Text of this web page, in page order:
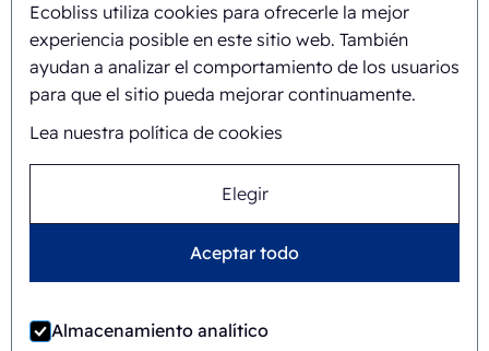
Ecobliss utiliza cookies para ofrecerle la mejor
experiencia posible en este sitio web. También
ayudan a analizar el comportamiento de los usuarios
para que el sitio pueda mejorar continuamente.
Lea nuestra política de cookies
Elegir
Aceptar todo
Almacenamiento analítico
FAB8-1418-3-CS
Automática Rotary